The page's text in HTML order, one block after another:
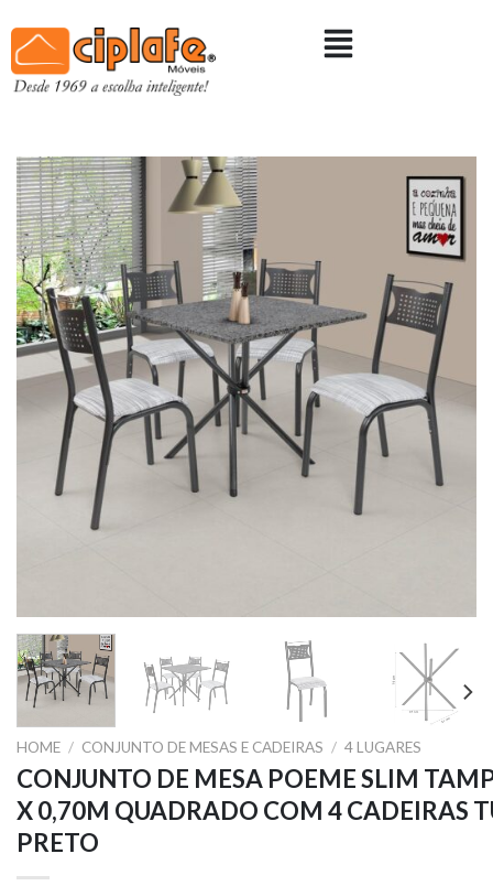
HOME / CONJUNTO DE MESAS E CADEIRAS / 4 LUGARES
CONJUNTO DE MESA POEME SLIM
X 0,70M QUADRADO COM 4 CADEIRAS
PRETO